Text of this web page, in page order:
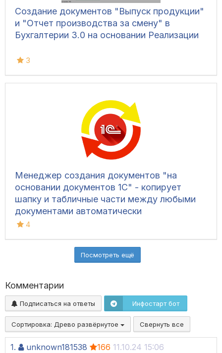
Создание документов "Выпуск продукции"
и "Отчет производства за смену" в
Бухгалтерии 3.0 на основании Реализации
3
Менеджер создания документов "на
основании документов 1С" - копирует
шапку и табличные части между любыми
документами автоматически
4
Посмотреть ещё
Комментарии
Подписаться на ответы Инфостарт бот
Сортировка: Древо развёрнутое Свернуть все
1. unknown181538 166 11.10.24 15:06